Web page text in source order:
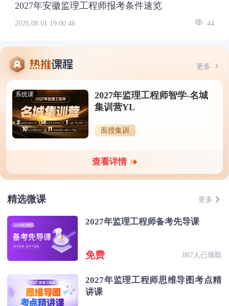
2027年安徽监理工程师报考条件速览
2026.08.01 19:00:46 44
更多
系统课
2027年监理工程师智学-名城
集训营YL
面授集训
查看详情
精选微课 更多
2027年监理工程师备考先导课
免费 887人已领取
2027年监理工程师思维导图考点精
讲课